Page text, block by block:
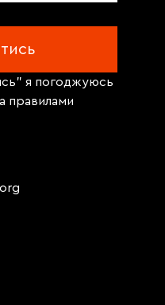
я погоджуюсь
правилами